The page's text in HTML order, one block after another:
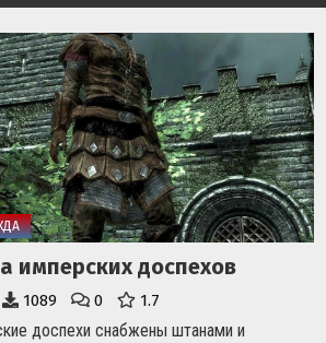
имперских доспехов
1089 0 1.7
доспехи снабжены штанами и